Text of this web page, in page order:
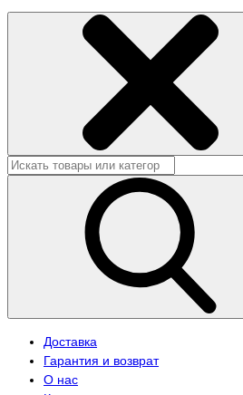
Доставка
Гарантия и возврат
О нас